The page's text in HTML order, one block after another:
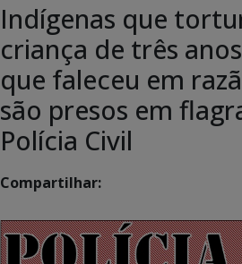
Indígenas que
criança de três
que faleceu em
são presos em
Polícia Civil
Compartilhar: